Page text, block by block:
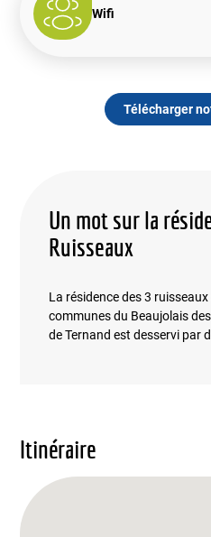
Wifi
Télécharger
Un mot sur la
Ruisseaux
La résidence des 3
communes du Beaujolais
de Ternand est desservi par
Itinéraire